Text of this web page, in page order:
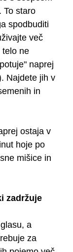
To staro
spodbuditi
več
telo ne
naprej
Najdete jih v
in
ostaja v
hoje po
mišice in
zadržuje
a
za